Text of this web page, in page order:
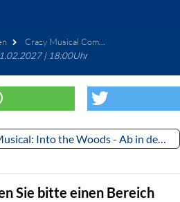
Crazy Musical Company Straubing
| 18:00Uhr
Into the Woods - Ab in den Wald
Sie bitte einen Bereich